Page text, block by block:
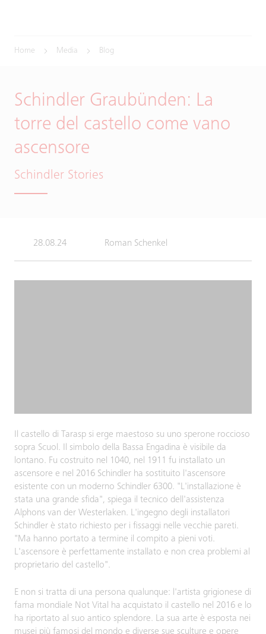
Home Media Blog
Schindler Graubünden: La
torre del castello come vano
ascensore
Schindler Stories
28.08.24 Roman Schenkel
Il castello di Tarasp si erge maestoso su uno sperone roccioso
sopra Scuol. Il simbolo della Bassa Engadina è visibile da
lontano. Fu costruito nel 1040, nel 1911 fu installato un
ascensore e nel 2016 Schindler ha sostituito l'ascensore
esistente con un moderno Schindler 6300. "L'installazione è
stata una grande sfida", spiega il tecnico dell'assistenza
Alphons van der Westerlaken. L'ingegno degli installatori
Schindler è stato richiesto per i fissaggi nelle vecchie pareti.
"Ma hanno portato a termine il compito a pieni voti.
L'ascensore è perfettamente installato e non crea problemi al
proprietario del castello".
E non si tratta di una persona qualunque: l'artista grigionese di
fama mondiale Not Vital ha acquistato il castello nel 2016 e lo
ha riportato al suo antico splendore. La sua arte è esposta nei
musei più famosi del mondo e diverse sue sculture e opere